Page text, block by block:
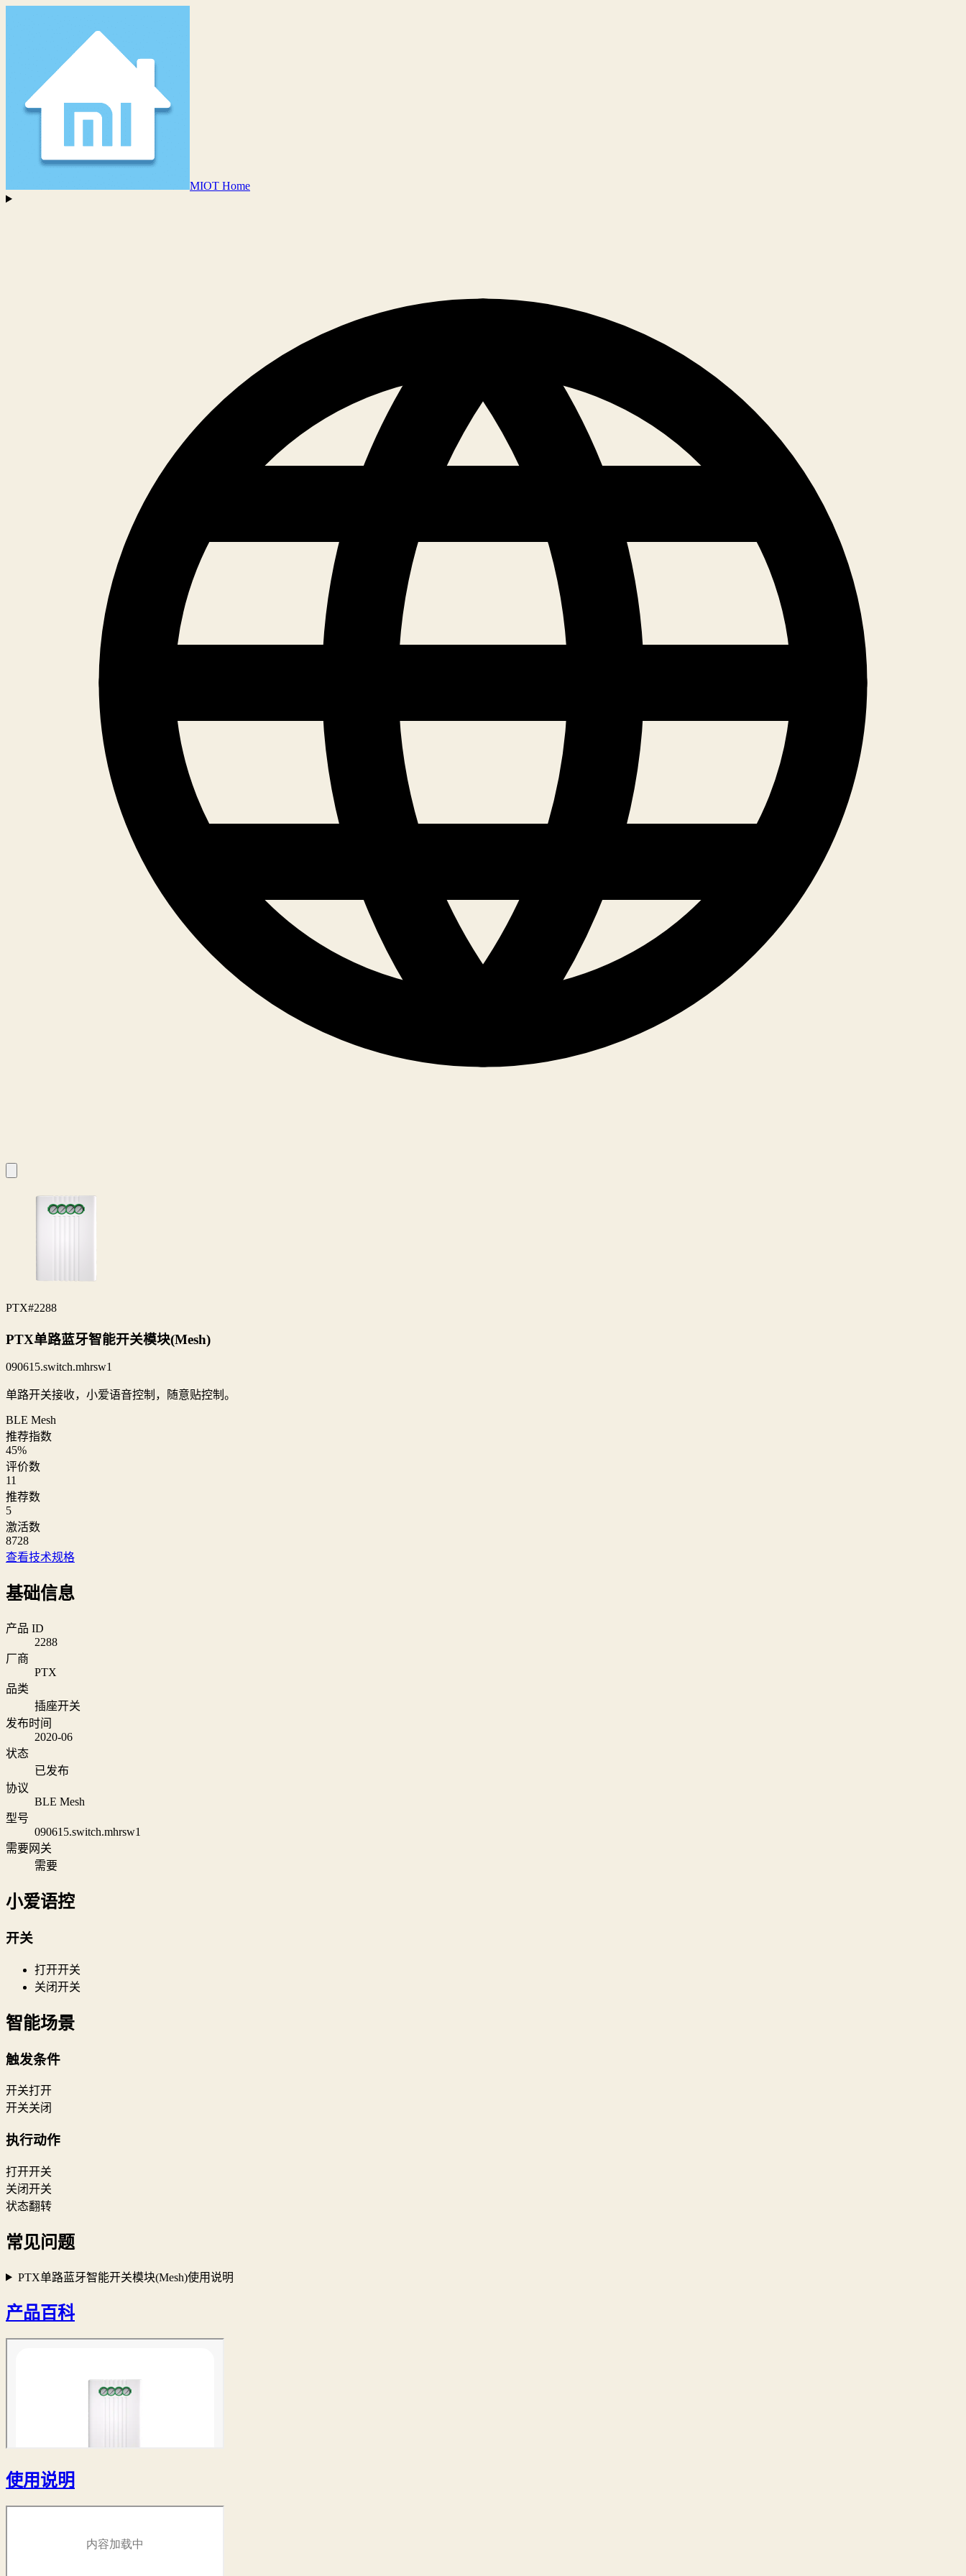
MIOT Home
PTX#2288
PTX单路蓝牙智能开关模块(Mesh)
090615.switch.mhrsw1
单路开关接收，小爱语音控制，随意贴控制。
BLE Mesh
推荐指数
45%
评价数
11
推荐数
5
激活数
8728
查看技术规格
基础信息
产品 ID
2288
厂商
PTX
品类
插座开关
发布时间
2020-06
状态
已发布
协议
BLE Mesh
型号
090615.switch.mhrsw1
需要网关
需要
小爱语控
开关
打开开关
关闭开关
智能场景
触发条件
开关打开
开关关闭
执行动作
打开开关
关闭开关
状态翻转
常见问题
PTX单路蓝牙智能开关模块(Mesh)使用说明
产品百科
使用说明